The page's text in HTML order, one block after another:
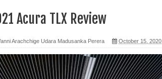
- අප හමුවී ගීතයේ පද පෙළ
- පතිනියනේ ගීතයේ පද පෙළ
සොරි සර් ගීතයේ පද පෙළ
Song Lyrics - මතක අලුතින් ලියන්න ගීතයේ පද පෙළ
Acura TLX Review
Arachchige Udara Madusanka Perera October 15, 2020